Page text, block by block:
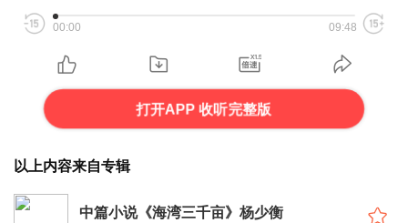
00:00 09:48
打开APP 收听完整版
以上内容来自专辑
中篇小说《海湾三千亩》杨少衡